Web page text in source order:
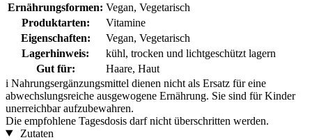
Ernährungsformen: Vegan, Vegetarisch
Produktarten:
Vitamine
Eigenschaften:
Vegan, Vegetarisch
Lagerhinweis:
kühl, trocken und lichtgeschützt lagern
Gut für:
Haare, Haut
i Nahrungsergänzungsmittel dienen nicht als Ersatz für eine
abwechslungsreiche ausgewogene Ernährung. Sie sind für Kinder
unerreichbar aufzubewahren.
Die empfohlene Tagesdosis darf nicht überschritten werden.
Zutaten